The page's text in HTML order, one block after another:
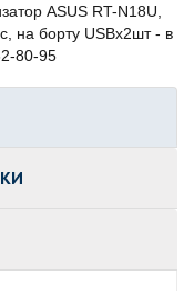
ASUS RT-N18U,
на борту USBx2шт - в
80-95